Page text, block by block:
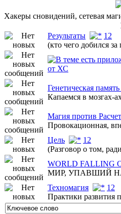
Хакеры сновидений, сетевая
Результаты
1 2
(кто чего добился
от ХС
Генетическая
Капаемся в мозгах-
Магия против
Провокационная,
Цель
1 2
(Разговор о том,
WORLD FALLING
МИР, УПАВШИЙ
Техномагия
1 2
Практики развития